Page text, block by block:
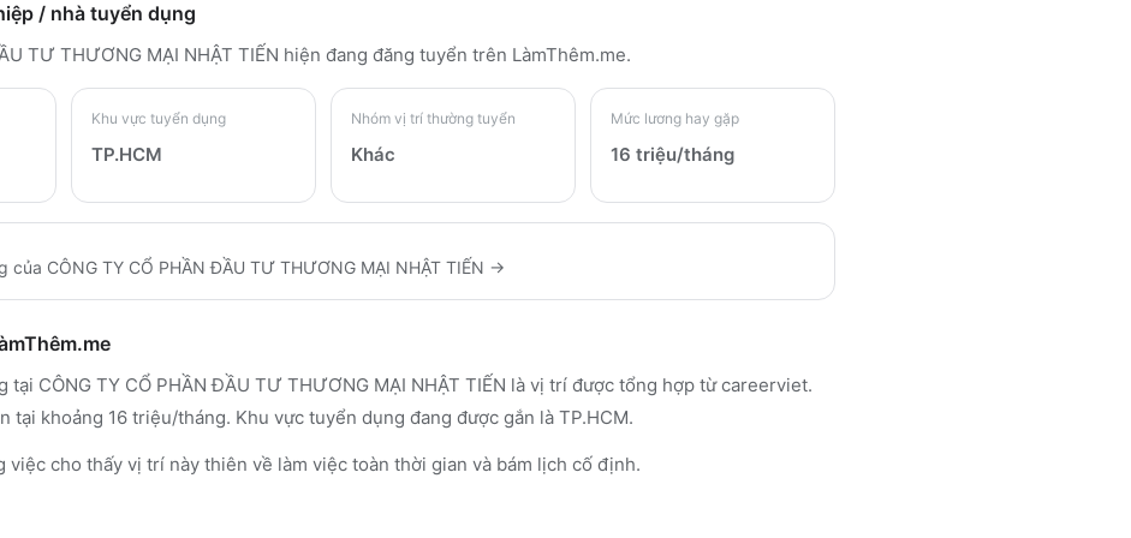
/ nhà tuyển dụng
TƯ THƯƠNG MẠI NHẬT TIẾN hiện đang đăng tuyển trên LàmThêm.me.
Khu vực tuyển dụng
TP.HCM
Nhóm vị trí thường tuyển
Khác
Mức lương hay gặp
16 triệu/tháng
của CÔNG TY CỔ PHẦN ĐẦU TƯ THƯƠNG MẠI NHẬT TIẾN →
tại CÔNG TY CỔ PHẦN ĐẦU TƯ THƯƠNG MẠI NHẬT TIẾN là vị trí được tổng hợp từ careerviet.
tại khoảng 16 triệu/tháng. Khu vực tuyển dụng đang được gắn là TP.HCM.
việc cho thấy vị trí này thiên về làm việc toàn thời gian và bám lịch cố định.